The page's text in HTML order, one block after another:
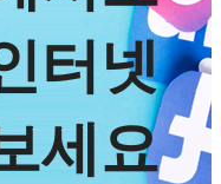
터넷
세요